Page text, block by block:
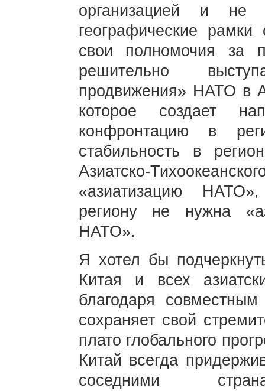
организацией и не
географические
свои полномочия за
решительно
продвижения» НАТО в
которое создает
конфронтацию в
стабильность в
Азиатско-
«азиатизацию
региону не нужна
НАТО».
Я хотел бы
Китая и всех
благодаря
сохраняет свой
плато глобального
Китай всегда
соседними